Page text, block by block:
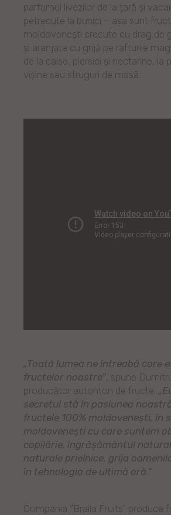
parfumul livezilor de la țară și
petrecute la bunici – așa sunt
moldovenești crecute cu drag de
și aranjate cu grijă pe rafturile
de la caise, piersici și nectarine, la
vișine sau struguri de masă.
„Toată lumea ne întreabă care
fructelor noastre” , spune
producător autohton de fructe.
secretul stă în pasiunea
fructele 100% moldovenești, în
moldovenești cu care suntem
copilărie, îngrășământul
naturale prielnice, grija
în tehnologia de ultimă oră.”
Compania “Braila Fruits” produce